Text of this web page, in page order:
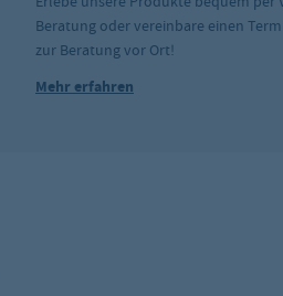
Beratung oder vereinbare einen
zur Beratung vor Ort!
Mehr erfahren